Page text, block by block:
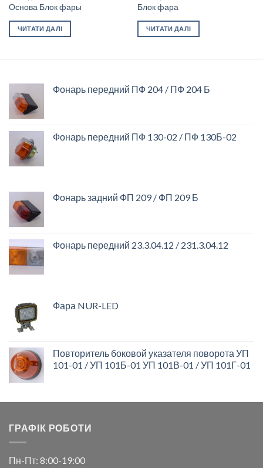
Основа Блок фары
ЧИТАТИ ДАЛІ
Блок фара
ЧИТАТИ ДАЛІ
Фонарь передний ПФ 204 / ПФ 204 Б
Фонарь передний ПФ 130-02 / ПФ 130Б-02
Фонарь задний ФП 209 / ФП 209 Б
Фонарь передний 23.3.04.12 / 231.3.04.12
Фара NUR-LED
Повторитель боковой указателя поворота УП
101-01 / УП 101Б-01 УП 101В-01 / УП 101Г-01
ГРАФІК РОБОТИ
Пн-Пт: 8:00-19:00